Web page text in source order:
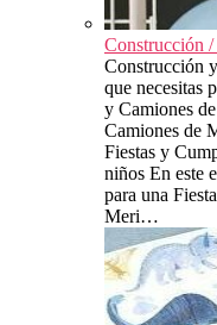
Construcción
Construcción
que necesitas
y Camiones
Camiones de
Fiestas y
niños En este
para una
Meri…